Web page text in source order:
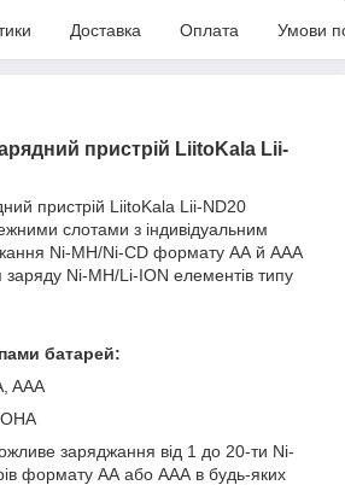
Доставка Оплата Умови
пристрій LiitoKala Lii-
пристрій LiitoKala Lii-ND20
слотами з індивідуальним
Ni-MH/Ni-CD формату АА й ААА
Ni-MH/Li-ION елементів типу
батарей:
AAA
заряджання від 1 до 20-ти Ni-
формату АА або ААА в будь-яких